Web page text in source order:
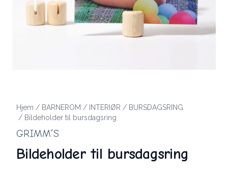
Hjem / BARNEROM / INTERIØR / BURSDAGSRING
/ Bildeholder til bursdagsring
GRIMM´S
Bildeholder til bursdagsring